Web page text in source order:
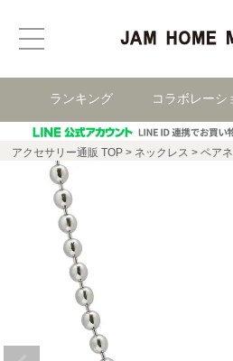
ランキング コラボレーシ
アクセサリー通販 TOP ネックレス ペア